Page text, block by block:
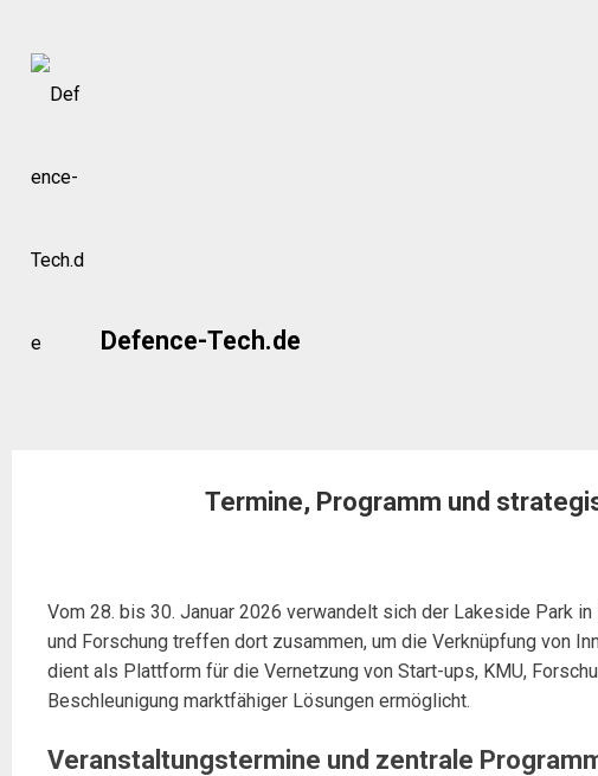
Skip
Defence-Tech.de
Termine, Programm und
Vom 28. bis 30. Januar 2026 verwandelt sich der Lakeside Park
und Forschung treffen dort zusammen, um die Verknüpfung von
dient als Plattform für die Vernetzung von Start-ups, KMU,
Beschleunigung marktfähiger Lösungen ermöglicht.
Veranstaltungstermine und zentrale